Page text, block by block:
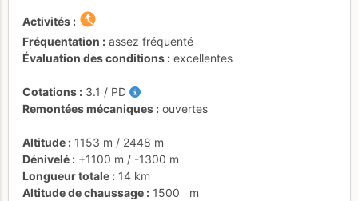
Activités
Fréquentation
assez fréquenté
Évaluation des conditions
excellentes
Cotations 3.1 / PD
Remontées mécaniques
ouvertes
Altitude 1153 m / 2448 m
Dénivelé
+1100 m / -1300 m
Longueur totale
14 km
Altitude de chaussage
1500
m